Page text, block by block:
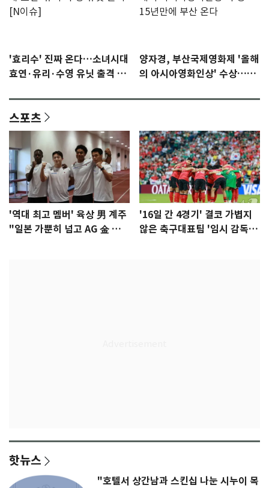
'효리수' 진짜 온다…소녀시대
효연·유리·수영 유닛 출격 [N
양자경, 부산국제영화제 '올해
의 아시아영화인상' 수상…15
스포츠
'역대 최고 멤버' 육상 男 계주
"일본 가뿐히 넘고 AG 金 따겠
'16일 간 4경기' 결코 가볍지
않은 축구대표팀 '임시 감독'
핫뉴스
"호텔서 상간남과 스킨십 나눈 시누이 목